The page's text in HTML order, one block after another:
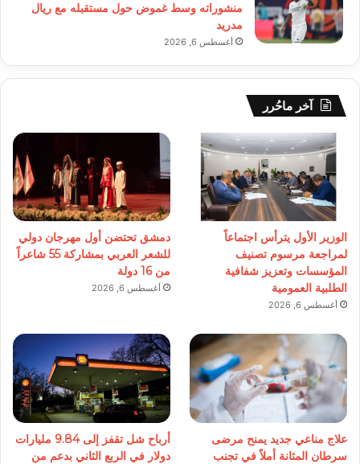
منشوراته وسط غموض حول مستقبله مع ريال
مدريد
أغسطس 6, 2026
آخر ماحُرر
الوزير الأول يترأس اجتماعاً
لمراجعة مرسوم تصنيف
المؤسسات وتعزيز شفافية
الطلبية العمومية
أغسطس 6, 2026
دمشق تحتضن أول مهرجان دولي
للشعر العربي بمشاركة 55 شاعراً
من 16 دولة
أغسطس 6, 2026
علاج مناعي جديد يمنح مرضى
سرطان المثانة أملاً في تجنب
أرباح شل تقفز إلى 9.84 مليارات
دولار في الربع الثاني بدعم من